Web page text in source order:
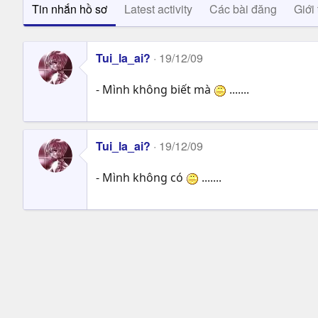
Tin nhắn hồ sơ Latest activity Các bài đăng Giới
Tui_la_ai? 19/12/09
- Mình không biết mà .......
Tui_la_ai? 19/12/09
- Mình không có .......